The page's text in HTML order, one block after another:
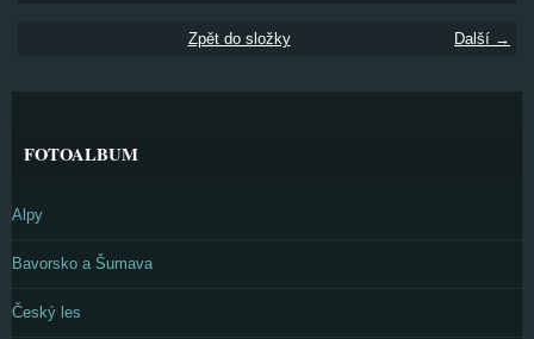
Další →
Zpět do složky
FOTOALBUM
Alpy
Bavorsko a Šumava
Český les